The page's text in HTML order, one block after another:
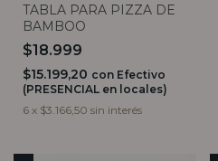
TABLA PARA PIZZA DE
BAMBOO
$18.999
$15.199,20 con Efectivo
(PRESENCIAL en locales)
6 x $3.166,50 sin interés